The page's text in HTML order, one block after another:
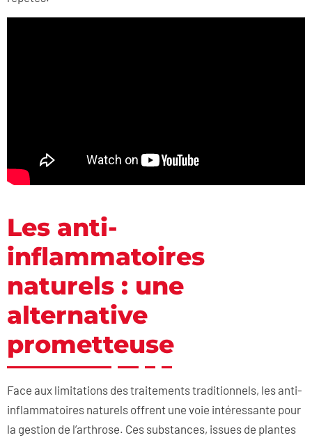
Les anti-
inflammatoires
naturels : une
alternative
prometteuse
Face aux limitations des traitements traditionnels, les anti-
inflammatoires naturels offrent une voie intéressante pour
la gestion de l’arthrose. Ces substances, issues de plantes